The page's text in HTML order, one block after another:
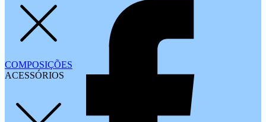
COMPOSIÇÕES
ACESSÓRIOS